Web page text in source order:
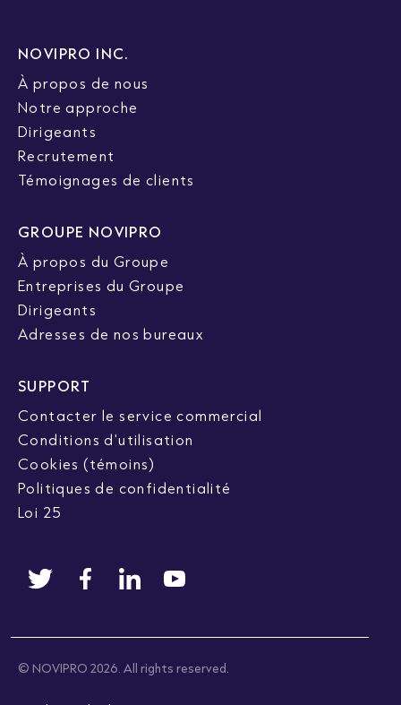
NOVIPRO INC.
À propos de nous
Notre approche
Dirigeants
Recrutement
Témoignages de clients
GROUPE NOVIPRO
À propos du Groupe
Entreprises du Groupe
Dirigeants
Adresses de nos bureaux
SUPPORT
Contacter le service commercial
Conditions d'utilisation
Cookies (témoins)
Politiques de confidentialité
Loi 25
© NOVIPRO 2026. All rights reserved.